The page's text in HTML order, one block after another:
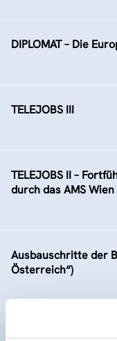
DIPLOMAT – Die
TELEJOBS III
TELEJOBS II –
durch das AMS Wien
Ausbauschritte der
Österreich“)